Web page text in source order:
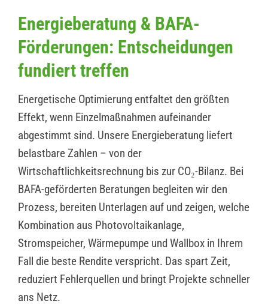
Energieberatung & BAFA-
Förderungen: Entscheidungen
fundiert treffen
Energetische Optimierung entfaltet den größten
Effekt, wenn Einzelmaßnahmen aufeinander
abgestimmt sind. Unsere Energieberatung liefert
belastbare Zahlen – von der
Wirtschaftlichkeitsrechnung bis zur CO₂-Bilanz. Bei
BAFA-geförderten Beratungen begleiten wir den
Prozess, bereiten Unterlagen auf und zeigen, welche
Kombination aus Photovoltaikanlage,
Stromspeicher, Wärmepumpe und Wallbox in Ihrem
Fall die beste Rendite verspricht. Das spart Zeit,
reduziert Fehlerquellen und bringt Projekte schneller
ans Netz.